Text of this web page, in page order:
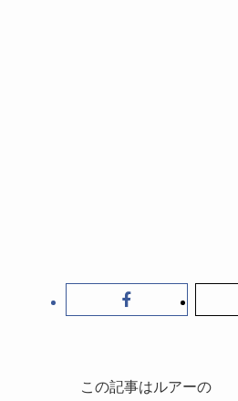
この記事はルアーの